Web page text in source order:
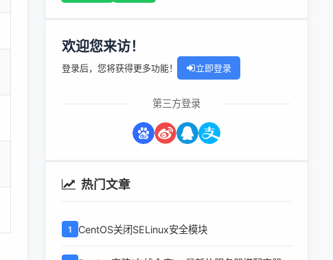
欢迎您来访！
登录后，您将获得更多功能！ 立即登录
第三方登录
热门文章
1 CentOS关闭SELinux安全模块